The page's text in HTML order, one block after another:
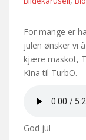
For mange er
julen ønsker vi
kjære maskot,
Kina til TurbO.
God jul